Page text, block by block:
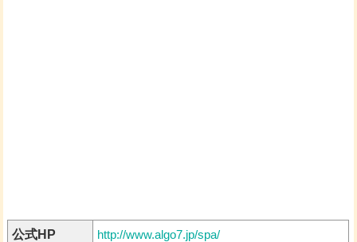
公式HP http://www.algo7.jp/spa/